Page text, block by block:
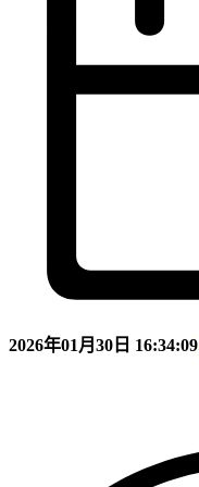
2026年01月30日 16:34:09